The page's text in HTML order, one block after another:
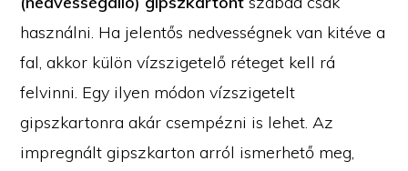
használni. Ha jelentős nedvességnek van kitéve a
fal, akkor külön vízszigetelő réteget kell rá
felvinni. Egy ilyen módon vízszigetelt
gipszkartonra akár csempézni is lehet. Az
impregnált gipszkarton arról ismerhető meg,